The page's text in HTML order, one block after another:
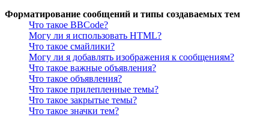
Форматирование сообщений и типы создаваемых тем
Что такое BBCode?
Могу ли я использовать HTML?
Что такое смайлики?
Могу ли я добавлять изображения к сообщениям?
Что такое важные объявления?
Что такое объявления?
Что такое прилепленные темы?
Что такое закрытые темы?
Что такое значки тем?